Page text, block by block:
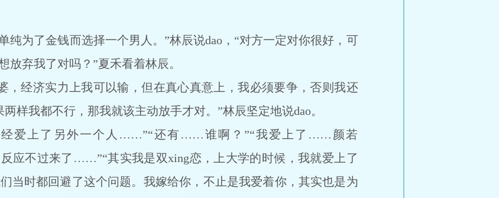
为了金钱而选择一个男人。”林辰说dao，“对方一定对你很好，可
放弃我了对吗？”夏禾看着林辰。
经济实力上我可以输，但在真心真意上，我必须要争，否则我还
样我都不行，那我就该主动放手才对。”林辰坚定地说dao。
上了另外一个人……”“还有……谁啊？”“我爱上了……颜若
应不过来了……”“其实我是双xing恋，上大学的时候，我就爱上了
当时都回避了这个问题。我嫁给你，不止是我爱着你，其实也是为